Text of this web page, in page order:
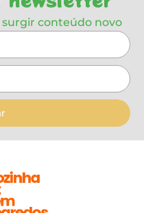
conteúdo novo